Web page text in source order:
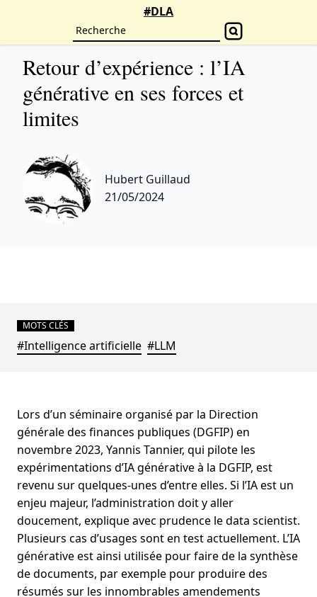
#DLA
Dans les calculs 1440 vues
Retour d’expérience : l’IA
générative en ses forces et
limites
Hubert Guillaud
21/05/2024
MOTS CLÉS
#Intelligence artificielle #LLM
Lors d’un séminaire organisé par la Direction
générale des finances publiques (DGFIP) en
novembre 2023, Yannis Tannier, qui pilote les
expérimentations d’IA générative à la DGFIP, est
revenu sur quelques-unes d’entre elles. Si l’IA est un
enjeu majeur, l’administration doit y aller
doucement, explique avec prudence le data scientist.
Plusieurs cas d’usages sont en test actuellement. L’IA
générative est ainsi utilisée pour faire de la synthèse
de documents, par exemple pour produire des
résumés sur les innombrables amendements